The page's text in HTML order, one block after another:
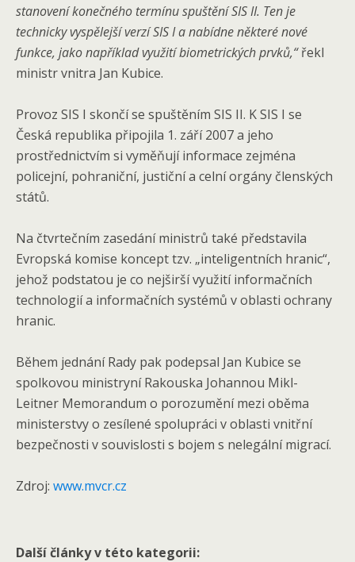
stanovení konečného termínu spuštění SIS II. Ten je
technicky vyspělejší verzí SIS I a nabídne některé nové
funkce, jako například využití biometrických prvků,“řekl
ministr vnitra Jan Kubice.
Provoz SIS I skončí se spuštěním SIS II. K SIS I se
Česká republika připojila 1. září 2007 a jeho
prostřednictvím si vyměňují informace zejména
policejní, pohraniční, justiční a celní orgány členských
států.
Na čtvrtečním zasedání ministrů také představila
Evropská komise koncept tzv. „inteligentních hranic“,
jehož podstatou je co nejširší využití informačních
technologií a informačních systémů v oblasti ochrany
hranic.
Během jednání Rady pak podepsal Jan Kubice se
spolkovou ministryní Rakouska Johannou Mikl-
Leitner Memorandum o porozumění mezi oběma
ministerstvy o zesílené spolupráci v oblasti vnitřní
bezpečnosti v souvislosti s bojem s nelegální migrací.
Zdroj: www.mvcr.cz
Další články v této kategorii: